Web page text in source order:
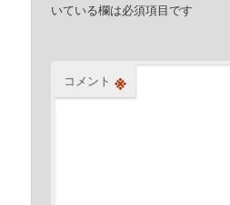
いている欄は必須項目です
コメント ※